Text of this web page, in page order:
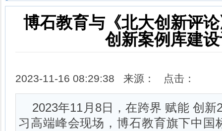
博石教育与《北大创新评
创新案例库建
2023-11-16 08:29:38 来源： 点击：
2023年11月8日，在跨界 赋能 创新
习高端峰会现场，博石教育旗下中国